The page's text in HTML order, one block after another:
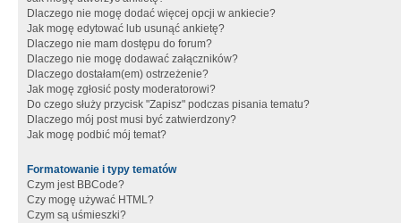
Dlaczego nie mogę dodać więcej opcji w ankiecie?
Jak mogę edytować lub usunąć ankietę?
Dlaczego nie mam dostępu do forum?
Dlaczego nie mogę dodawać załączników?
Dlaczego dostałam(em) ostrzeżenie?
Jak mogę zgłosić posty moderatorowi?
Do czego służy przycisk "Zapisz" podczas pisania tematu?
Dlaczego mój post musi być zatwierdzony?
Jak mogę podbić mój temat?
Formatowanie i typy tematów
Czym jest BBCode?
Czy mogę używać HTML?
Czym są uśmieszki?